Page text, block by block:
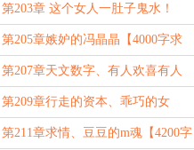
订阅】
第203章 这个女人一肚子鬼水！
【4000字求订阅】
第205章嫉妒的冯晶晶【4000字求
订阅】
第207章天文数字、有人欢喜有人
愁【4000字求订阅】
第209章行走的资本、乖巧的女
儿？【4100字求订阅】】
第211章求情、豆豆的m魂【4200字